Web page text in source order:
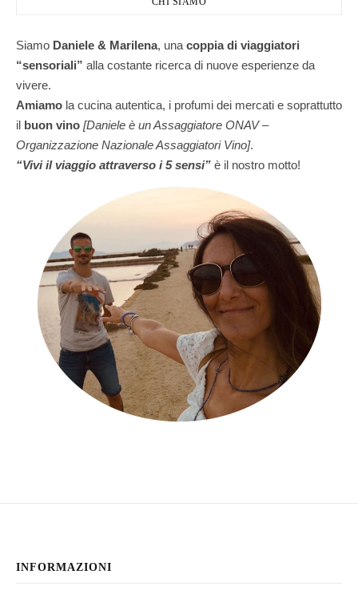
Siamo Daniele & Marilena, una coppia di viaggiatori
“sensoriali” alla costante ricerca di nuove esperienze da
vivere.
Amiamo la cucina autentica, i profumi dei mercati e soprattutto
il buon vino [Daniele è un Assaggiatore ONAV –
Organizzazione Nazionale Assaggiatori Vino].
“Vivi il viaggio attraverso i 5 sensi” è il nostro motto!
INFORMAZIONI